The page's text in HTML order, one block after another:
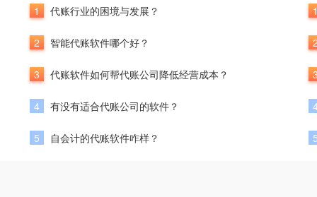
1 代账行业的困境与发展？
2 智能代账软件哪个好？
3 代账软件如何帮代账公司降低经营成本？
4 有没有适合代账公司的软件？
5 自会计的代账软件咋样？